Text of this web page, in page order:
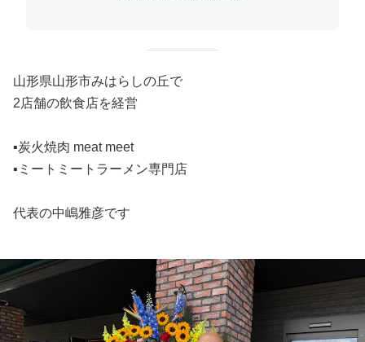
山形県山形市みはらしの丘で
2店舗の飲食店を経営
▪️炭火焼肉 meat meet
▪️ミートミートラーメン専門店
代表の中嶋雅彦です